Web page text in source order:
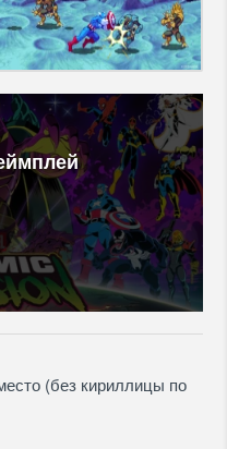
(без кириллицы по